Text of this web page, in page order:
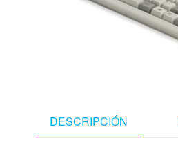
DESCRIPCIÓN